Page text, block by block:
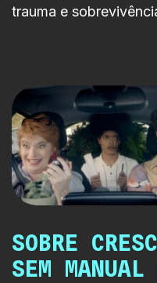
trauma e
SOBRE
SEM MANUAL